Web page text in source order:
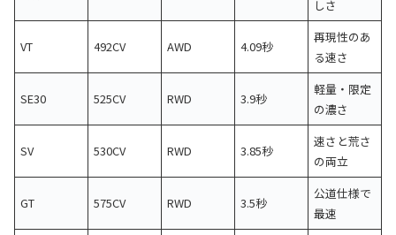
しさ
VT 492CV AWD 4.09秒
再現性のあ
る速さ
SE30 525CV RWD 3.9秒
軽量・限定
の濃さ
SV 530CV RWD 3.85秒
速さと荒さ
の両立
GT 575CV RWD 3.5秒
公道仕様で
最速